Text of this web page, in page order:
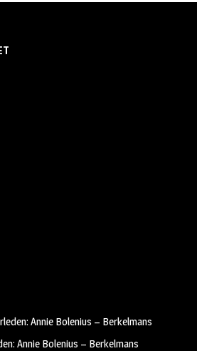
Annie Bolenius – Berkelmans
Annie Bolenius – Berkelmans